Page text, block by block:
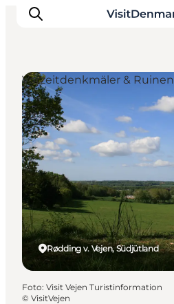
Inspiration
Regionen
Erlebnisse
Unterkünfte
Reiseplanung
Rødding v. Vejen, Südjütland
Vorzeitdenkmäler & Ruinen
Foto: Visit Vejen Turistinformation
© VisitVejen